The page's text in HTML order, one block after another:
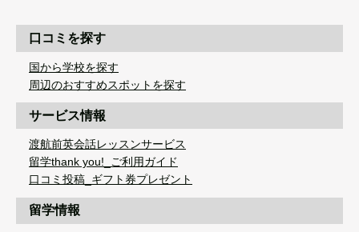
口コミを探す
国から学校を探す
周辺のおすすめスポットを探す
サービス情報
渡航前英会話レッスンサービス
留学thank you!_ご利用ガイド
口コミ投稿_ギフト券プレゼント
留学情報